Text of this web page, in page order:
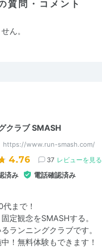
質問・コメント
ん。
クラブ SMASH
https://www.run-smash.com/
4.76 37 レビューを見る
済み 電話確認済み
まで！
定観念をSMASHする。
ランニングクラブです。
！無料体験もできます！